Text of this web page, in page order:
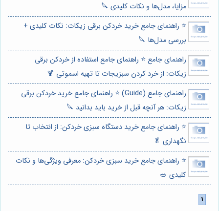
مزایا، مدل‌ها و نکات کلیدی 🔪
⭐️ راهنمای جامع خرید خردکن برقی زیکات: نکات کلیدی +
بررسی مدل‌ها 🔪
راهنمای جامع ⭐️ راهنمای جامع استفاده از خردکن برقی
زیکات: از خرد کردن سبزیجات تا تهیه اسموتی 🍹
راهنمای جامع (Guide) ⭐️ راهنمای جامع خرید خردکن برقی
زیکات: هر آنچه قبل از خرید باید بدانید 🔪
⭐️ راهنمای جامع خرید دستگاه سبزی خردکن: از انتخاب تا
نگهداری 🥬
⭐️ راهنمای جامع خرید سبزی خردکن: معرفی ویژگی‌ها و نکات
کلیدی 🥗